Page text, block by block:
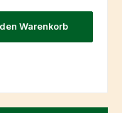
Warenkorb